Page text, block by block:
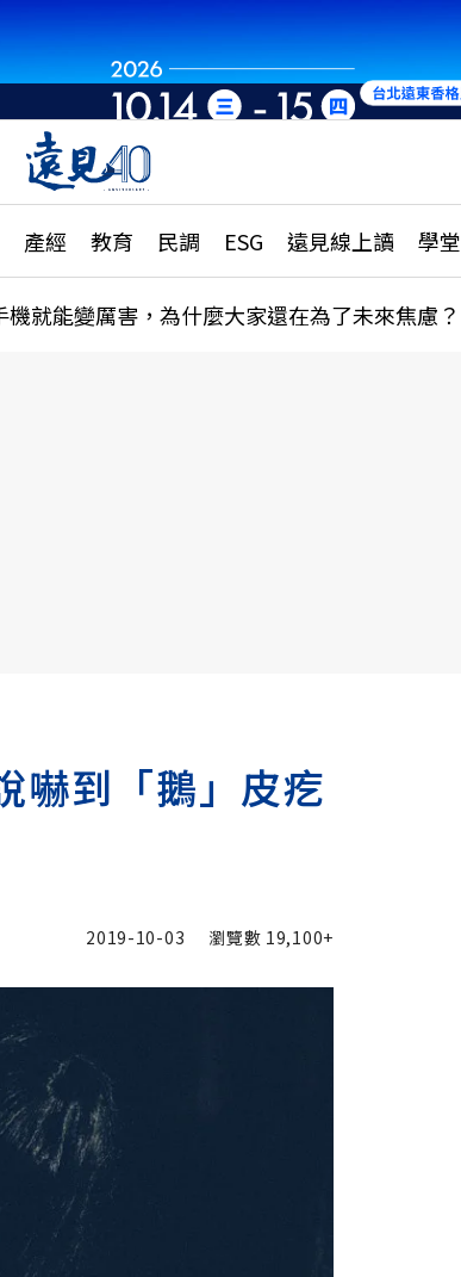
產經 教育 民調 ESG 遠見線上讀 學堂
特輯
大學升學、職涯攻略
縣市施政調查全解析
更多訂閱方案
機就能變厲害，為什麼大家還在為了未來焦慮？
嚇到「鵝」皮疙
2019-10-03 瀏覽數 19,100+